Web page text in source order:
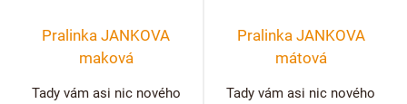
Pralinka JANKOVA
maková
Tady vám asi nic nového
Pralinka JANKOVA
mátová
Tady vám asi nic nového